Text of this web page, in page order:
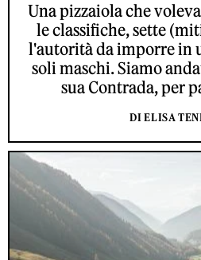
Una pizzaiola che
le classifiche, sette
l'autorità da imporre in
soli maschi. Siamo
sua Contrada, per
DI ELISA